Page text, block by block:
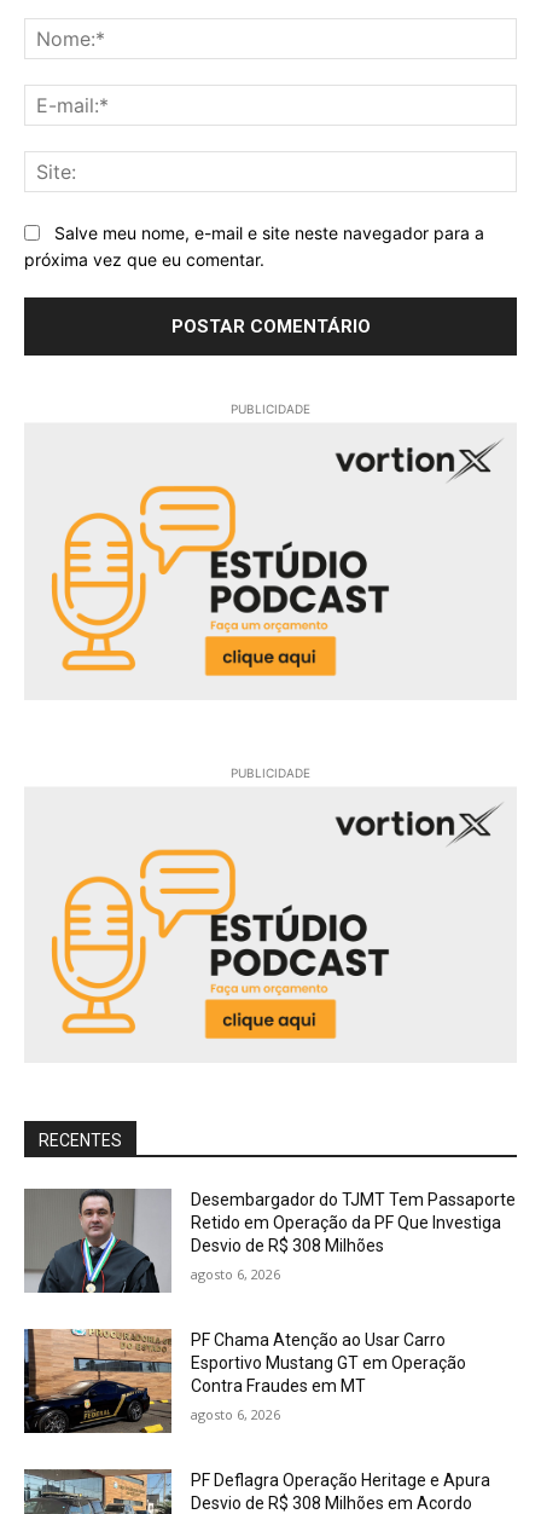
Salve meu nome, e-mail e site neste navegador para a
próxima vez que eu comentar.
PUBLICIDADE
PUBLICIDADE
RECENTES
Desembargador do TJMT Tem Passaporte
Retido em Operação da PF Que Investiga
Desvio de R$ 308 Milhões
agosto 6, 2026
PF Chama Atenção ao Usar Carro
Esportivo Mustang GT em Operação
Contra Fraudes em MT
agosto 6, 2026
PF Deflagra Operação Heritage e Apura
Desvio de R$ 308 Milhões em Acordo